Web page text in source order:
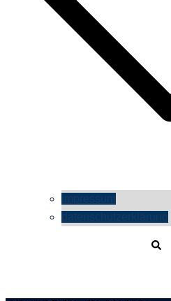
impressum
datenschutzerklärung